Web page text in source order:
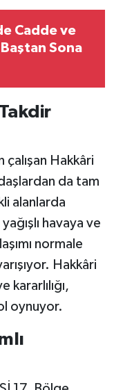
Cadde ve
Sona
Hakkâri
da tam
alanlarda
havaya ve
normale
Hakkâri
kararlılığı,
oynuyor.